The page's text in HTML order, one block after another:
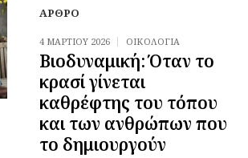
ΆΡΘΡΟ
4 ΜΑΡΤΊΟΥ 2026 ΟΙΚΟΛΟΓΊΑ
Βιοδυναμική: Όταν το
κρασί γίνεται
καθρέφτης του τόπου
και των ανθρώπων που
το δημιουργούν